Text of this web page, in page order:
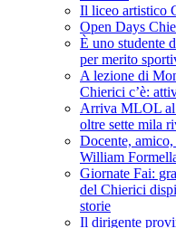
Il liceo artistico
Open Days
È uno studente
per merito
A lezione di
Chierici c’è:
Arriva MLOL al
oltre sette mila
Docente, amico,
William
Giornate Fai:
del Chierici
storie
Il dirigente